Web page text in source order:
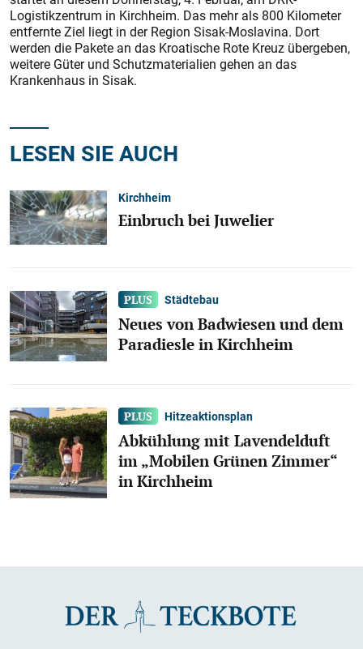
Logistikzentrum in Kirchheim. Das mehr als 800 Kilometer
entfernte Ziel liegt in der Region Sisak-Moslavina. Dort
werden die Pakete an das Kroatische Rote Kreuz übergeben,
weitere Güter und Schutzmaterialien gehen an das
Krankenhaus in Sisak.
LESEN SIE AUCH
Kirchheim
Einbruch bei Juwelier
Städtebau
Neues von Badwiesen und dem
Paradiesle in Kirchheim
Hitzeaktionsplan
Abkühlung mit Lavendelduft
im „Mobilen Grünen Zimmer“
in Kirchheim